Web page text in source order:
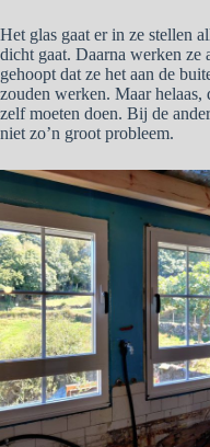
Het glas gaat er in ze stellen
dicht gaat. Daarna werken
gehoopt dat ze het aan de
zouden werken. Maar
zelf moeten doen. Bij de
niet zo’n groot probleem.